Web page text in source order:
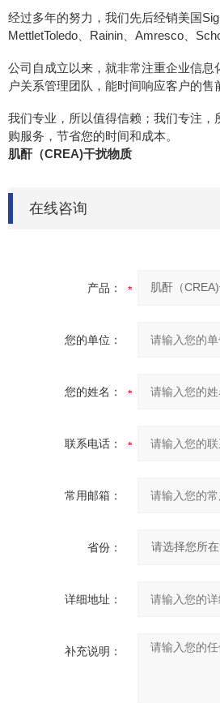
经过多年的努力，我们先后经销美国
MettletToledo、Rainin、Amresco、
公司自成立以来，就非常注重企业信
户关系管理团队，能时间响应客户的
我们专业，所以值得信赖；我们专注，
购服务，节省您的时间和成本。
肌酐（CREA)干扰物质
在线咨询
产品：
您的单位：
您的姓名：
联系电话：
常用邮箱：
省份：
详细地址：
补充说明：